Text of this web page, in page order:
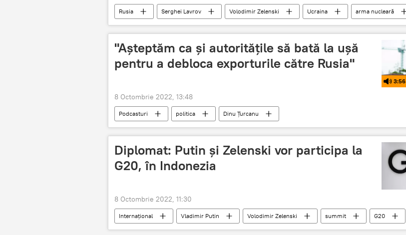
Rusia Serghei Lavrov Volodimir Zelenski Ucraina arma nucleară
"Așteptăm ca și autoritățile să bată la ușă
pentru a debloca exporturile către Rusia"
3:56
8 Octombrie 2022, 13:48
Podcasturi politica Dinu Țurcanu
Diplomat: Putin și Zelenski vor participa la
G20, în Indonezia
8 Octombrie 2022, 11:30
Internațional Vladimir Putin Volodimir Zelenski summit
G20
Indonezia